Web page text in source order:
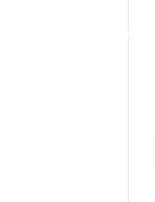
Nos Adhérents